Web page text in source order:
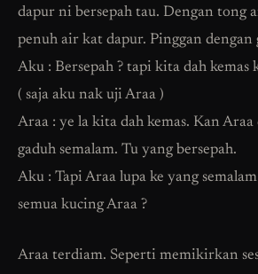
dapur ni bersepah tau. Dengan tong
penuh air kat dapur. Pinggan dengan
Aku : Bersepah ? tapi kita dah kemas
( saja aku nak uji Araa )
Araa : ye la kita dah kemas. Kan
gaduh semalam. Tu yang bersepah.
Aku : Tapi Araa lupa ke yang
semua kucing Araa ?
Araa terdiam. Seperti memikirkan